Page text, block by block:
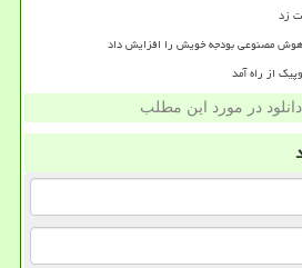
هوش مصنوعی بودجه خویش را افزایش داد
از راه آمد
در مورد این مطلب